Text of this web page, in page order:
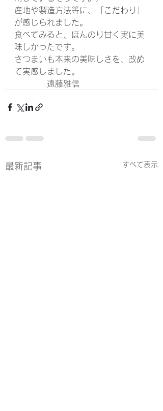
産地や製造方法等に、「こだわり」
が感じられました。
食べてみると、ほんのり甘く実に美
味しかったです。
さつまいも本来の美味しさを、改め
て実感しました。
遠藤雅信
最新記事 すべて表示